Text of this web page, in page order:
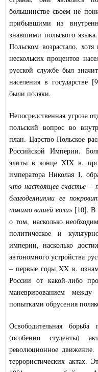
большинстве своем не
прибывшими из
знавшими польского
Польском возрастало,
нескольких процентов
русской службе был
населения в
были поляки.
Непосредственная угроза
польский вопрос во
план. Царство Польское
Российской Империи.
элиты в конце XIX в.
императора Николая I,
что настоящее счастье –
благодеяниями ее
помимо вашей воли» [10]. В
о том, насколько
политическое и
империи, насколько
автономного устройства
– первые годы XX в.
России от какой-либо
маневрированием
попытками обрусения
Освободительная
(особенно студенты)
революционное
террористических актах.